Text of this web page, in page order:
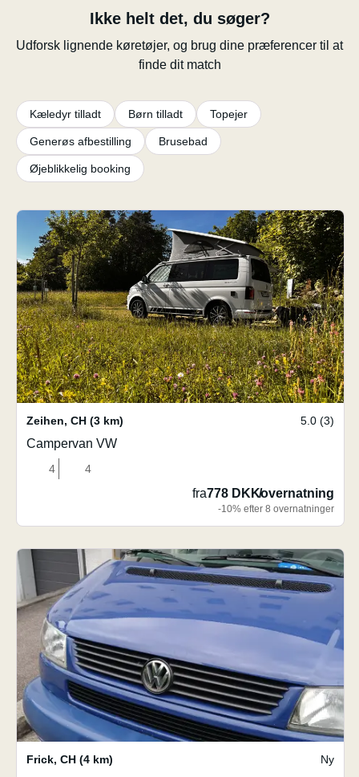
Ikke helt det, du søger?
Udforsk lignende køretøjer, og brug dine præferencer til at
finde dit match
Kæledyr tilladt Børn tilladt Topejer
Generøs afbestilling Brusebad
Øjeblikkelig booking
Zeihen, CH (3 km) 5.0 (3)
Campervan VW
4 4
fra778 DKK/overnatning
-10% efter 8 overnatninger
Frick, CH (4 km) Ny